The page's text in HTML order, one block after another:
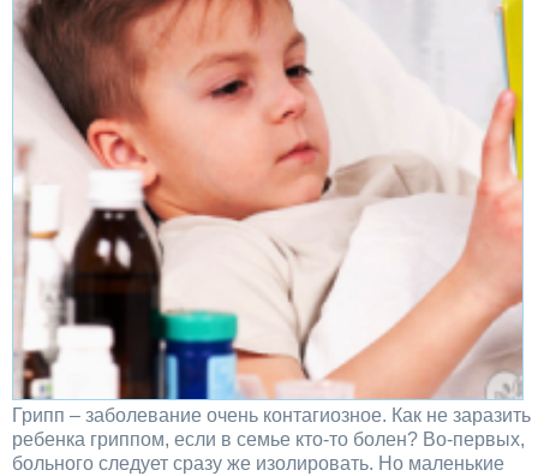
Грипп – заболевание очень контагиозное. Как не заразить
ребенка гриппом, если в семье кто-то болен? Во-первых,
больного следует сразу же изолировать. Но маленькие